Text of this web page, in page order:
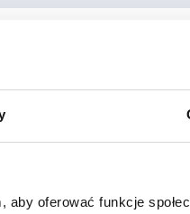
oferować funkcje